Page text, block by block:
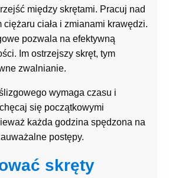
między skrętami. Pracuj nad
ciężaru ciała i zmianami krawędzi.
pozwala na efektywną
Im ostrzejszy skręt, tym
zwalnianie.
wymaga czasu i
się początkowymi
każda godzina spędzona na
postępy.
skręty